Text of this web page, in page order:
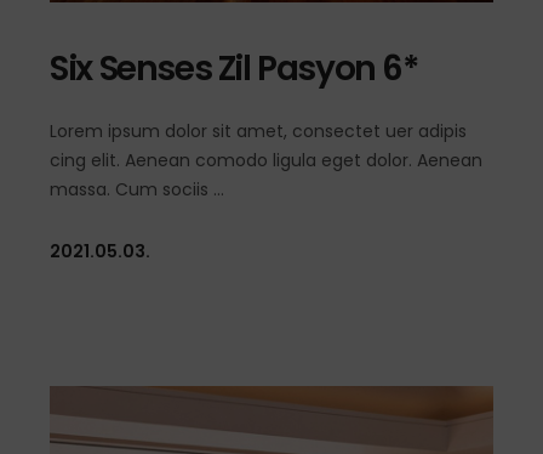
Six Senses Zil Pasyon 6*
Lorem ipsum dolor sit amet, consectet uer adipis
cing elit. Aenean comodo ligula eget dolor. Aenean
massa. Cum sociis
2021.05.03.